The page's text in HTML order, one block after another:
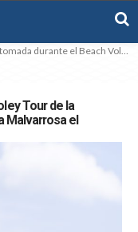
Tour de la Comunidad Valenciana, en la playa de la Malvarrosa el 07/07/2024 Foto: Joan Estruch
Tour de la
Malvarrosa el